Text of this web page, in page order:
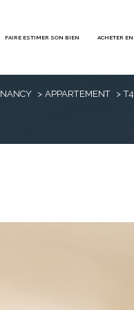
FAIRE ESTIMER SON BIEN ACHETER EN
Voir
APPARTEMENT T4